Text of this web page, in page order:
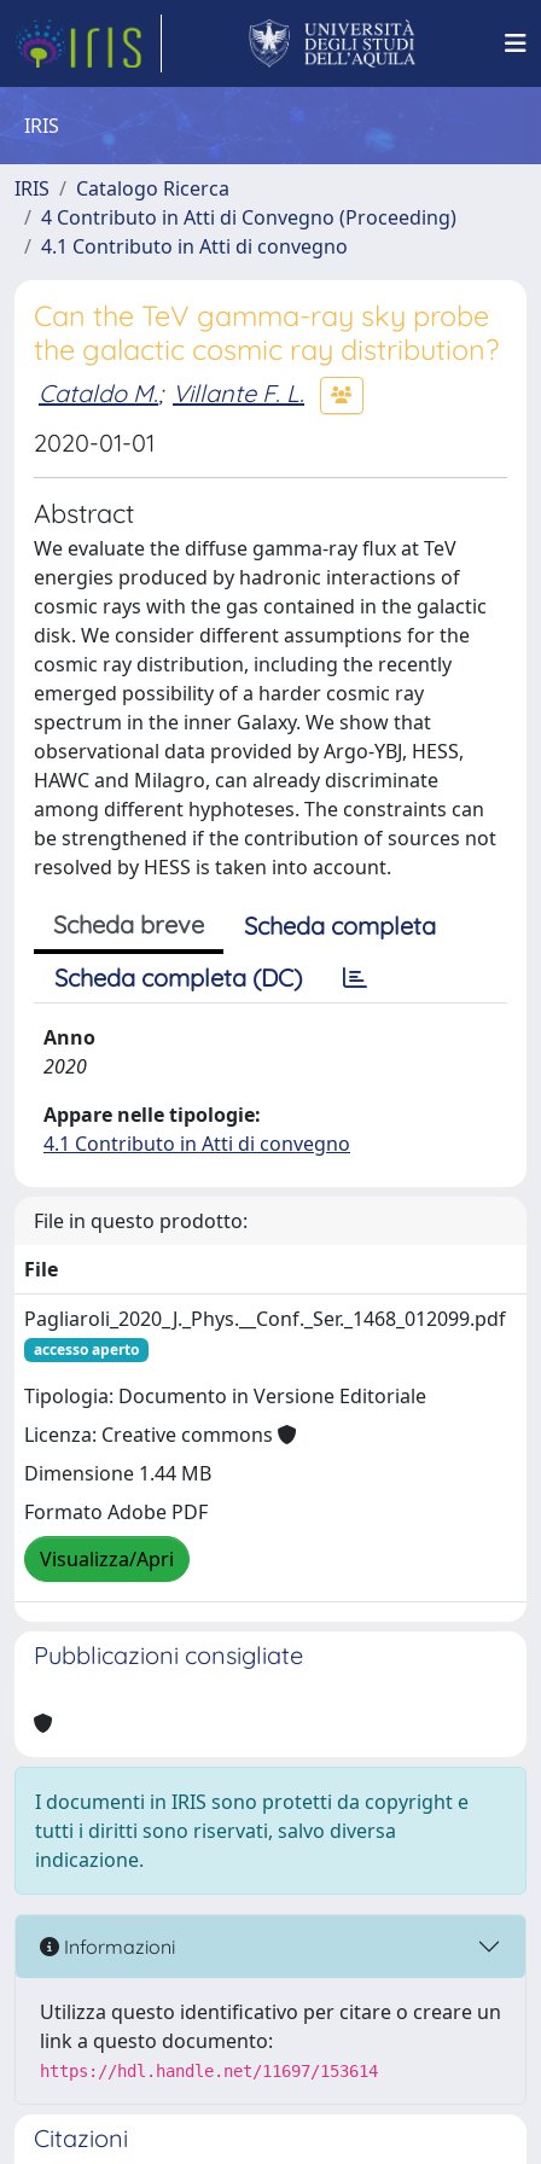
IRIS
IRIS
Catalogo Ricerca
4 Contributo in Atti di Convegno (Proceeding)
4.1 Contributo in Atti di convegno
Can the TeV gamma-ray sky probe
the galactic cosmic ray distribution?
Cataldo M.; Villante F. L.
2020-01-01
Abstract
We evaluate the diffuse gamma-ray flux at TeV
energies produced by hadronic interactions of
cosmic rays with the gas contained in the galactic
disk. We consider different assumptions for the
cosmic ray distribution, including the recently
emerged possibility of a harder cosmic ray
spectrum in the inner Galaxy. We show that
observational data provided by Argo-YBJ, HESS,
HAWC and Milagro, can already discriminate
among different hyphoteses. The constraints can
be strengthened if the contribution of sources not
resolved by HESS is taken into account.
Scheda breve
Scheda completa
Scheda completa (DC)
Anno
2020
Appare nelle tipologie:
4.1 Contributo in Atti di convegno
File in questo prodotto:
File
Pagliaroli_2020_J._Phys.__Conf._Ser._1468_012099.pdf
accesso aperto
Tipologia: Documento in Versione Editoriale
Licenza: Creative commons
Dimensione 1.44 MB
Formato Adobe PDF
Visualizza/Apri
Pubblicazioni consigliate
I documenti in IRIS sono protetti da copyright e
tutti i diritti sono riservati, salvo diversa
indicazione.
Informazioni
Utilizza questo identificativo per citare o creare un
link a questo documento:
https://hdl.handle.net/11697/153614
Citazioni